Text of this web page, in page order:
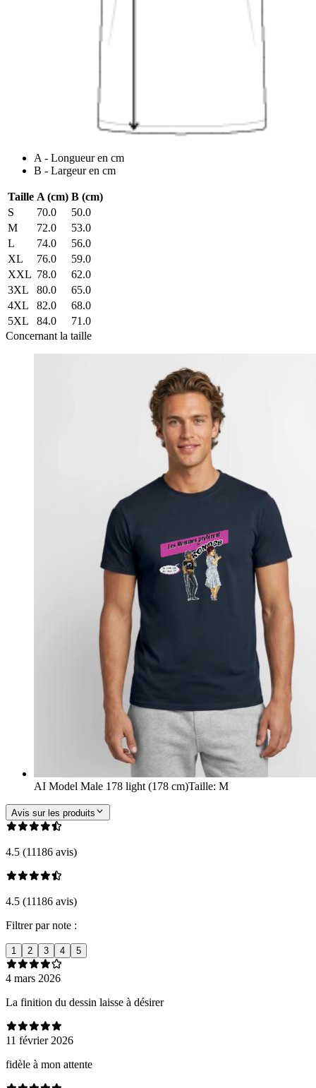
A - Longueur en cm
B - Largeur en cm
Taille A (cm) B (cm)
S
70.0
50.0
M
72.0
53.0
L
74.0
56.0
XL
76.0
59.0
XXL 78.0
62.0
3XL
80.0
65.0
4XL
82.0
68.0
5XL
84.0
71.0
Concernant la taille
AI Model Male 178 light (178 cm)Taille: M
Avis sur les produits
4.5 (11186 avis)
4.5 (11186 avis)
Filtrer par note :
1 2 3 4 5
4 mars 2026
La finition du dessin laisse à désirer
11 février 2026
fidèle à mon attente